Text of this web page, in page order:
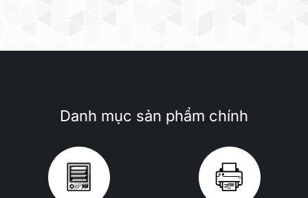
Danh mục sản phẩm chính